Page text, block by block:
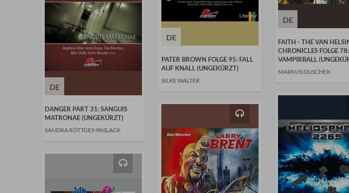
DE
DANGER PART 31: SANGUIS
MATRONAE (UNGEKÜRZT)
SANDRA RÖTTGES-PASLACK
DE
PATER BROWN FOLGE 95: FALL
AUF KNALL (UNGEKÜRZT)
SILKE WALTER
DE
FAITH - THE VAN
CHRONICLES FOLGE 78:
VAMPIRBALL
MARKUS DUSCHEK